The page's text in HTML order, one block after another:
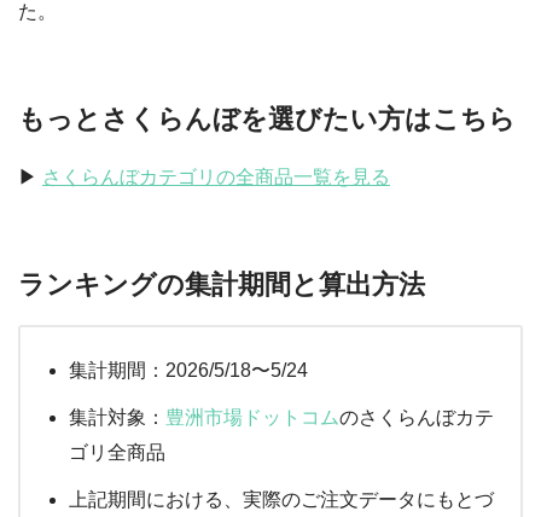
た。
もっとさくらんぼを選びたい方はこちら
▶︎ さくらんぼカテゴリの全商品一覧を見る
ランキングの集計期間と算出方法
集計期間：2026/5/18〜5/24
集計対象： 豊洲市場ドットコムのさくらんぼカテ
ゴリ全商品
上記期間における、実際のご注文データにもとづ